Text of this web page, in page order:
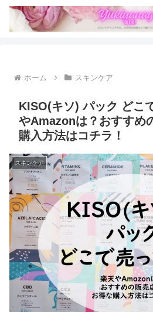
ホーム スキンケア
KISO(キソ) パック どこ
やAmazonは？おすすめ
購入方法はコチラ！
スキンケア